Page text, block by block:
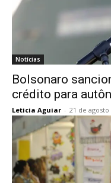
Notícias
Bolsonaro
crédito para
Leticia Aguiar - 21 de agosto